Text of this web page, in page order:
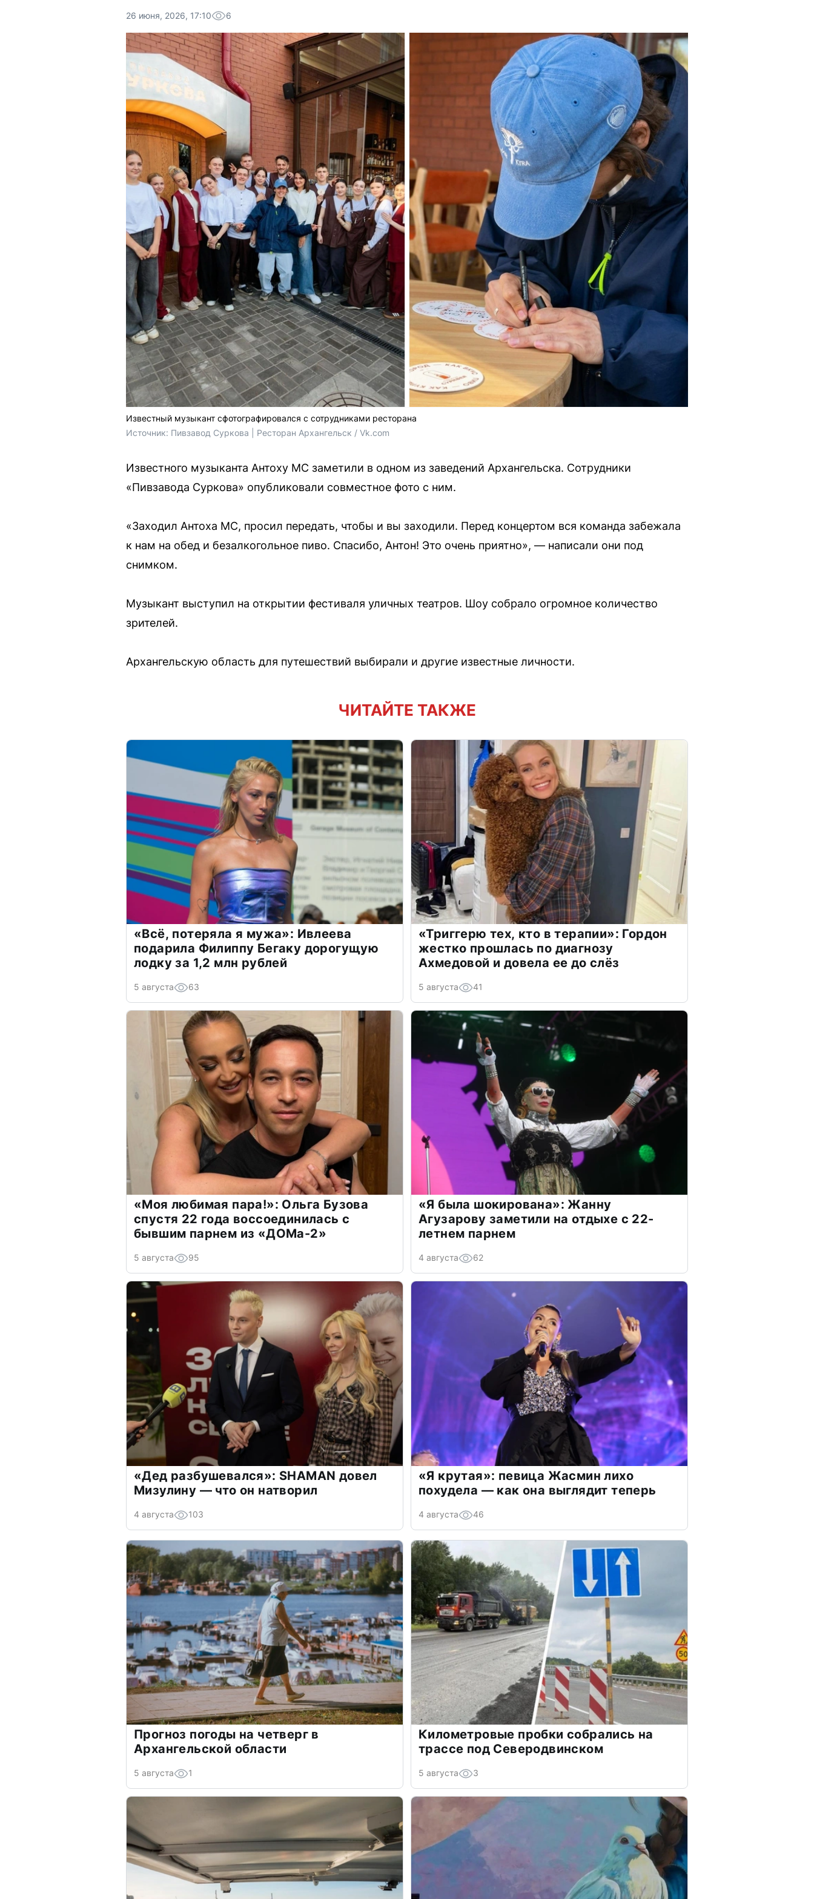
26 июня, 2026, 17:10 6
Известный музыкант сфотографировался с сотрудниками ресторана
Источник: Пивзавод Суркова | Ресторан Архангельск / Vk.com
Известного музыканта Антоху МС заметили в одном из заведений Архангельска. Сотрудники
«Пивзавода Суркова» опубликовали совместное фото с ним.
«Заходил Антоха МС, просил передать, чтобы и вы заходили. Перед концертом вся команда забежала
к нам на обед и безалкогольное пиво. Спасибо, Антон! Это очень приятно», — написали они под
снимком.
Музыкант выступил на открытии фестиваля уличных театров. Шоу собрало огромное количество
зрителей.
Архангельскую область для путешествий выбирали и другие известные личности.
ЧИТАЙТЕ ТАКЖЕ
«Всё, потеряла я мужа»: Ивлеева
подарила Филиппу Бегаку дорогущую
лодку за 1,2 млн рублей
5 августа 63
«Триггерю тех, кто в терапии»: Гордон
жестко прошлась по диагнозу
Ахмедовой и довела ее до слёз
5 августа 41
«Моя любимая пара!»: Ольга Бузова
спустя 22 года воссоединилась с
бывшим парнем из «ДОМа-2»
5 августа 95
«Я была шокирована»: Жанну
Агузарову заметили на отдыхе с 22-
летнем парнем
4 августа 62
«Дед разбушевался»: SHAMAN довел
Мизулину — что он натворил
4 августа 103
«Я крутая»: певица Жасмин лихо
похудела — как она выглядит теперь
4 августа 46
Прогноз погоды на четверг в
Архангельской области
5 августа 1
Километровые пробки собрались на
трассе под Северодвинском
5 августа 3